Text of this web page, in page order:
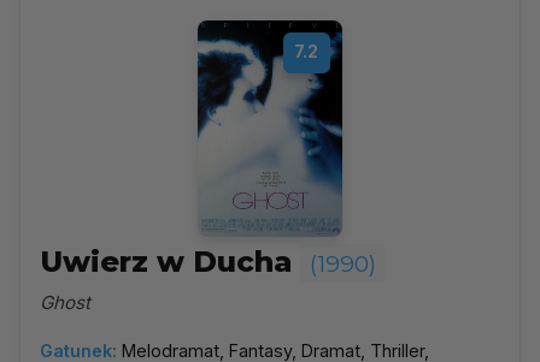
7.2
Uwierz w Ducha (1990)
Ghost
Gatunek: Melodramat, Fantasy, Dramat, Thriller,